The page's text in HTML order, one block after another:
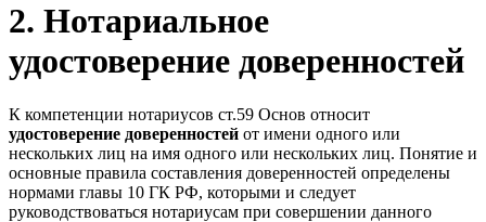
2. Нотариальное
удостоверение доверенностей
К компетенции нотариусов ст.59 Основ относит
удостоверение доверенностей от имени одного или
нескольких лиц на имя одного или нескольких лиц. Понятие и
основные правила составления доверенностей определены
нормами главы 10 ГК РФ, которыми и следует
руководствоваться нотариусам при совершении данного